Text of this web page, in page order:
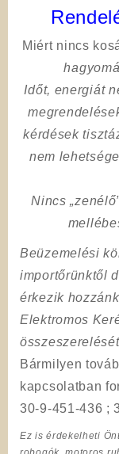
Miért nincs
Időt, energiát
kérdések
nem
Nincs
Beüzemelési
importőrünktől
érkezik
Elektromos
Bármilyen
kapcsolatban
30-9-451-436 ;
Ez is érdekelheti